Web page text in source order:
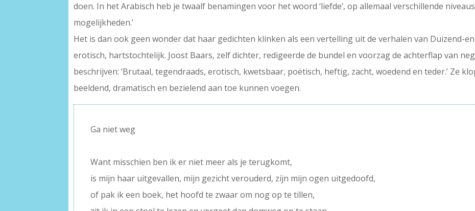
doen. In het Arabisch heb je twaalf benamingen voor het woord ‘liefde’, op allemaal verschillende
mogelijkheden.’
Het is dan ook geen wonder dat haar gedichten klinken als een vertelling uit de verhalen van Duizend-
erotisch, hartstochtelijk. Joost Baars, zelf dichter, redigeerde de bundel en voorzag de achterflap van
beschrijven: ‘Brutaal, tegendraads, erotisch, kwetsbaar, poëtisch, heftig, zacht, woedend en teder.’ Ze
beeldend, dramatisch en bezielend aan toe kunnen voegen.
Ga niet weg
Want misschien ben ik er niet meer als je terugkomt,
is mijn haar uitgevallen, mijn gezicht verouderd, zijn mijn ogen uitgedoofd,
of pak ik een boek, het hoofd te zwaar om nog op te tillen,